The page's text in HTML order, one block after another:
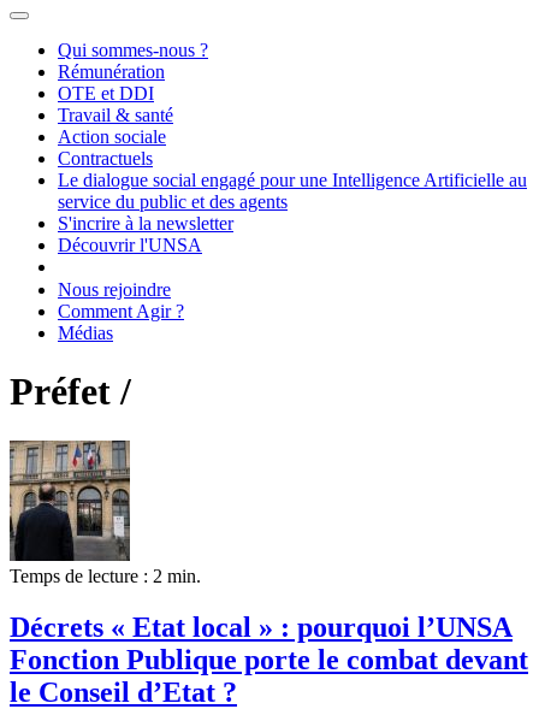
Qui sommes-nous ?
Rémunération
OTE et DDI
Travail & santé
Action sociale
Contractuels
Le dialogue social engagé pour une Intelligence Artificielle au
service du public et des agents
S'incrire à la newsletter
Découvrir l'UNSA
Nous rejoindre
Comment Agir ?
Médias
Préfet /
Temps de lecture : 2 min.
Décrets « Etat local » : pourquoi l’UNSA
Fonction Publique porte le combat devant
le Conseil d’Etat ?